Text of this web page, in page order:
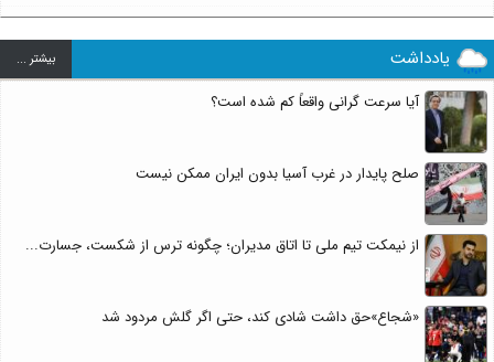
یادداشت بيشتر ...
آیا سرعت گرانی واقعاً کم شده است؟
صلح پایدار در غرب آسیا بدون ایران ممکن نیست
از نیمکت تیم ملی تا اتاق مدیران؛ چگونه ترس از شکست، جسارت...
«شجاع»حق داشت شادی کند، حتی اگر گلش مردود شد